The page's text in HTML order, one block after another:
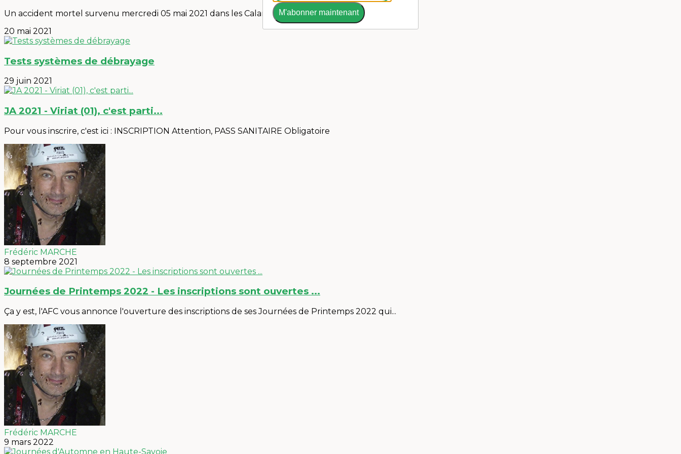
Un accident mortel survenu mercredi 05 mai 2021 dans les Calanques, le coupable été...
20 mai 2021
Tests systèmes de débrayage
29 juin 2021
JA 2021 - Viriat (01), c'est parti...
Pour vous inscrire, c'est ici : INSCRIPTION Attention, PASS SANITAIRE Obligatoire
Frédéric MARCHE
8 septembre 2021
Journées de Printemps 2022 - Les inscriptions sont ouvertes ...
Ça y est, l'AFC vous annonce l'ouverture des inscriptions de ses Journées de Printemps 2022 qui...
Frédéric MARCHE
9 mars 2022
M'abonner maintenant